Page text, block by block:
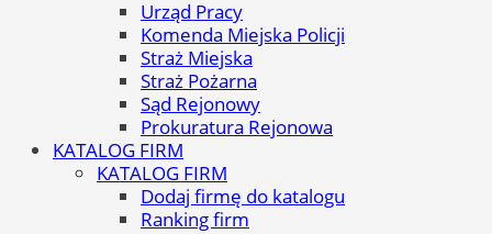
Urząd Pracy
Komenda Miejska Policji
Straż Miejska
Straż Pożarna
Sąd Rejonowy
Prokuratura Rejonowa
KATALOG FIRM
KATALOG FIRM
Dodaj firmę do katalogu
Ranking firm